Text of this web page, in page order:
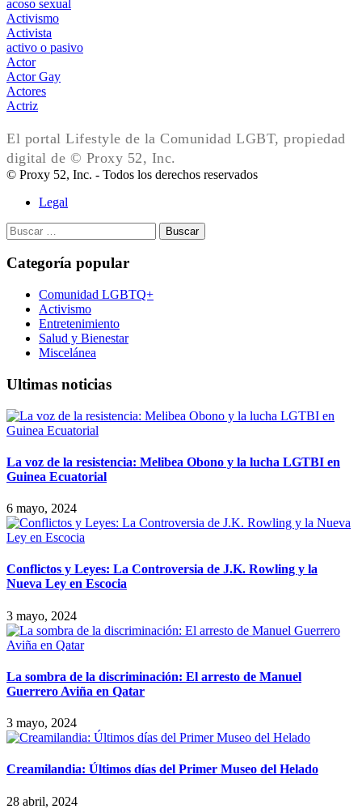
acoso sexual
Activismo
Activista
activo o pasivo
Actor
Actor Gay
Actores
Actriz
El portal Lifestyle de la Comunidad LGBT, propiedad
digital de © Proxy 52, Inc.
© Proxy 52, Inc. - Todos los derechos reservados
Legal
Buscar:
Categoría popular
Comunidad LGBTQ+
Activismo
Entretenimiento
Salud y Bienestar
Miscelánea
Ultimas noticias
La voz de la resistencia: Melibea Obono y la lucha LGTBI en
Guinea Ecuatorial
6 mayo, 2024
Conflictos y Leyes: La Controversia de J.K. Rowling y la
Nueva Ley en Escocia
3 mayo, 2024
La sombra de la discriminación: El arresto de Manuel
Guerrero Aviña en Qatar
3 mayo, 2024
Creamilandia: Últimos días del Primer Museo del Helado
28 abril, 2024